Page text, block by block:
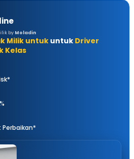
by Moladin
Milik untuk untuk Driver
Kelas